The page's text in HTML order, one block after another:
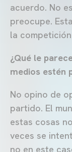
acuerdo. No
preocupe.
la
¿Qué le
medios estén
No opino de
partido. El
estas cosas
veces se
no en este